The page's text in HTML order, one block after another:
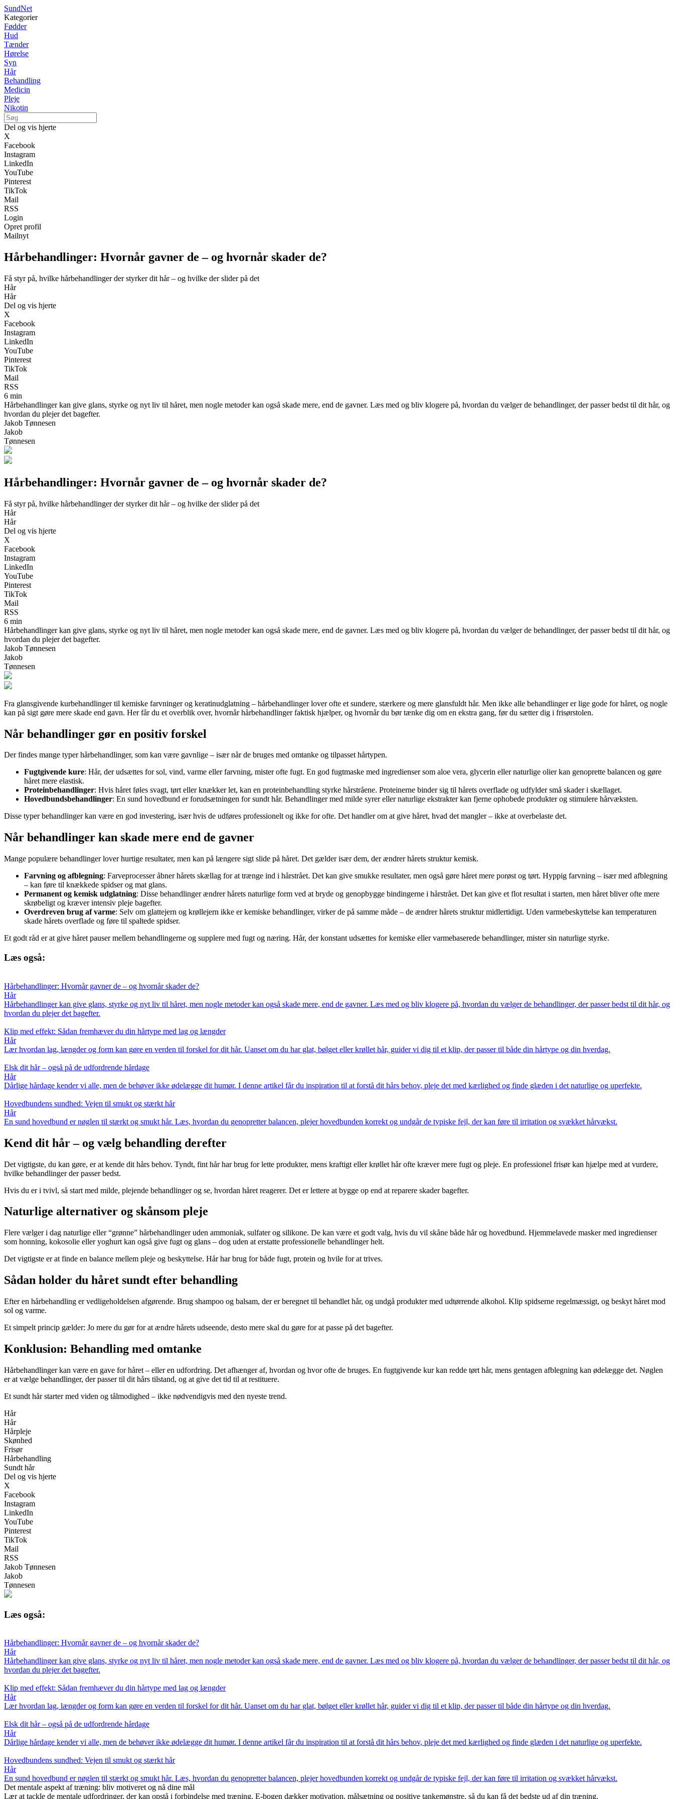
SundNet
Kategorier
Fødder
Hud
Tænder
Hørelse
Syn
Hår
Behandling
Medicin
Pleje
Nikotin
Del og vis hjerte
X
Facebook
Instagram
LinkedIn
YouTube
Pinterest
TikTok
Mail
RSS
Login
Opret profil
Mailnyt
Hårbehandlinger: Hvornår gavner de – og hvornår skader de?
Få styr på, hvilke hårbehandlinger der styrker dit hår – og hvilke der slider på det
Hår
Hår
Del og vis hjerte
X
Facebook
Instagram
LinkedIn
YouTube
Pinterest
TikTok
Mail
RSS
6 min
Hårbehandlinger kan give glans, styrke og nyt liv til håret, men nogle metoder kan også skade mere, end de gavner. Læs med og bliv klogere på, hvordan du vælger de behandlinger, der passer bedst til dit hår, og
hvordan du plejer det bagefter.
Jakob Tønnesen
Jakob
Tønnesen
Hårbehandlinger: Hvornår gavner de – og hvornår skader de?
Få styr på, hvilke hårbehandlinger der styrker dit hår – og hvilke der slider på det
Hår
Hår
Del og vis hjerte
X
Facebook
Instagram
LinkedIn
YouTube
Pinterest
TikTok
Mail
RSS
6 min
Hårbehandlinger kan give glans, styrke og nyt liv til håret, men nogle metoder kan også skade mere, end de gavner. Læs med og bliv klogere på, hvordan du vælger de behandlinger, der passer bedst til dit hår, og
hvordan du plejer det bagefter.
Jakob Tønnesen
Jakob
Tønnesen
Fra glansgivende kurbehandlinger til kemiske farvninger og keratinudglatning – hårbehandlinger lover ofte et sundere, stærkere og mere glansfuldt hår. Men ikke alle behandlinger er lige gode for håret, og nogle
kan på sigt gøre mere skade end gavn. Her får du et overblik over, hvornår hårbehandlinger faktisk hjælper, og hvornår du bør tænke dig om en ekstra gang, før du sætter dig i frisørstolen.
Når behandlinger gør en positiv forskel
Der findes mange typer hårbehandlinger, som kan være gavnlige – især når de bruges med omtanke og tilpasset hårtypen.
Fugtgivende kure: Hår, der udsættes for sol, vind, varme eller farvning, mister ofte fugt. En god fugtmaske med ingredienser som aloe vera, glycerin eller naturlige olier kan genoprette balancen og gøre
håret mere elastisk.
Proteinbehandlinger: Hvis håret føles svagt, tørt eller knækker let, kan en proteinbehandling styrke hårstråene. Proteinerne binder sig til hårets overflade og udfylder små skader i skællaget.
Hovedbundsbehandlinger: En sund hovedbund er forudsætningen for sundt hår. Behandlinger med milde syrer eller naturlige ekstrakter kan fjerne ophobede produkter og stimulere hårvæksten.
Disse typer behandlinger kan være en god investering, især hvis de udføres professionelt og ikke for ofte. Det handler om at give håret, hvad det mangler – ikke at overbelaste det.
Når behandlinger kan skade mere end de gavner
Mange populære behandlinger lover hurtige resultater, men kan på længere sigt slide på håret. Det gælder især dem, der ændrer hårets struktur kemisk.
Farvning og afblegning: Farveprocesser åbner hårets skællag for at trænge ind i hårstrået. Det kan give smukke resultater, men også gøre håret mere porøst og tørt. Hyppig farvning – især med afblegning
– kan føre til knækkede spidser og mat glans.
Permanent og kemisk udglatning: Disse behandlinger ændrer hårets naturlige form ved at bryde og genopbygge bindingerne i hårstrået. Det kan give et flot resultat i starten, men håret bliver ofte mere
skrøbeligt og kræver intensiv pleje bagefter.
Overdreven brug af varme: Selv om glattejern og krøllejern ikke er kemiske behandlinger, virker de på samme måde – de ændrer hårets struktur midlertidigt. Uden varmebeskyttelse kan temperaturen
skade hårets overflade og føre til spaltede spidser.
Et godt råd er at give håret pauser mellem behandlingerne og supplere med fugt og næring. Hår, der konstant udsættes for kemiske eller varmebaserede behandlinger, mister sin naturlige styrke.
Læs også:
Hårbehandlinger: Hvornår gavner de – og hvornår skader de?
Hår
Hårbehandlinger kan give glans, styrke og nyt liv til håret, men nogle metoder kan også skade mere, end de gavner. Læs med og bliv klogere på, hvordan du vælger de behandlinger, der passer bedst til dit hår, og
hvordan du plejer det bagefter.
Klip med effekt: Sådan fremhæver du din hårtype med lag og længder
Hår
Lær hvordan lag, længder og form kan gøre en verden til forskel for dit hår. Uanset om du har glat, bølget eller krøllet hår, guider vi dig til et klip, der passer til både din hårtype og din hverdag.
Elsk dit hår – også på de udfordrende hårdage
Hår
Dårlige hårdage kender vi alle, men de behøver ikke ødelægge dit humør. I denne artikel får du inspiration til at forstå dit hårs behov, pleje det med kærlighed og finde glæden i det naturlige og uperfekte.
Hovedbundens sundhed: Vejen til smukt og stærkt hår
Hår
En sund hovedbund er nøglen til stærkt og smukt hår. Læs, hvordan du genopretter balancen, plejer hovedbunden korrekt og undgår de typiske fejl, der kan føre til irritation og svækket hårvækst.
Kend dit hår – og vælg behandling derefter
Det vigtigste, du kan gøre, er at kende dit hårs behov. Tyndt, fint hår har brug for lette produkter, mens kraftigt eller krøllet hår ofte kræver mere fugt og pleje. En professionel frisør kan hjælpe med at vurdere,
hvilke behandlinger der passer bedst.
Hvis du er i tvivl, så start med milde, plejende behandlinger og se, hvordan håret reagerer. Det er lettere at bygge op end at reparere skader bagefter.
Naturlige alternativer og skånsom pleje
Flere vælger i dag naturlige eller “grønne” hårbehandlinger uden ammoniak, sulfater og silikone. De kan være et godt valg, hvis du vil skåne både hår og hovedbund. Hjemmelavede masker med ingredienser
som honning, kokosolie eller yoghurt kan også give fugt og glans – dog uden at erstatte professionelle behandlinger helt.
Det vigtigste er at finde en balance mellem pleje og beskyttelse. Hår har brug for både fugt, protein og hvile for at trives.
Sådan holder du håret sundt efter behandling
Efter en hårbehandling er vedligeholdelsen afgørende. Brug shampoo og balsam, der er beregnet til behandlet hår, og undgå produkter med udtørrende alkohol. Klip spidserne regelmæssigt, og beskyt håret mod
sol og varme.
Et simpelt princip gælder: Jo mere du gør for at ændre hårets udseende, desto mere skal du gøre for at passe på det bagefter.
Konklusion: Behandling med omtanke
Hårbehandlinger kan være en gave for håret – eller en udfordring. Det afhænger af, hvordan og hvor ofte de bruges. En fugtgivende kur kan redde tørt hår, mens gentagen afblegning kan ødelægge det. Nøglen
er at vælge behandlinger, der passer til dit hårs tilstand, og at give det tid til at restituere.
Et sundt hår starter med viden og tålmodighed – ikke nødvendigvis med den nyeste trend.
Hår
Hår
Hårpleje
Skønhed
Frisør
Hårbehandling
Sundt hår
Del og vis hjerte
X
Facebook
Instagram
LinkedIn
YouTube
Pinterest
TikTok
Mail
RSS
Jakob Tønnesen
Jakob
Tønnesen
Læs også:
Hårbehandlinger: Hvornår gavner de – og hvornår skader de?
Hår
Hårbehandlinger kan give glans, styrke og nyt liv til håret, men nogle metoder kan også skade mere, end de gavner. Læs med og bliv klogere på, hvordan du vælger de behandlinger, der passer bedst til dit hår, og
hvordan du plejer det bagefter.
Klip med effekt: Sådan fremhæver du din hårtype med lag og længder
Hår
Lær hvordan lag, længder og form kan gøre en verden til forskel for dit hår. Uanset om du har glat, bølget eller krøllet hår, guider vi dig til et klip, der passer til både din hårtype og din hverdag.
Elsk dit hår – også på de udfordrende hårdage
Hår
Dårlige hårdage kender vi alle, men de behøver ikke ødelægge dit humør. I denne artikel får du inspiration til at forstå dit hårs behov, pleje det med kærlighed og finde glæden i det naturlige og uperfekte.
Hovedbundens sundhed: Vejen til smukt og stærkt hår
Hår
En sund hovedbund er nøglen til stærkt og smukt hår. Læs, hvordan du genopretter balancen, plejer hovedbunden korrekt og undgår de typiske fejl, der kan føre til irritation og svækket hårvækst.
Det mentale aspekt af træning: bliv motiveret og nå dine mål
Lær at tackle de mentale udfordringer, der kan opstå i forbindelse med træning. E-bogen dækker motivation, målsætning og positive tankemønstre, så du kan få det bedste ud af din træning.